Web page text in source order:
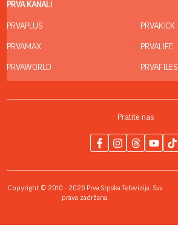
PRVA KANALI
PRVAPLUS
PRVAMAX
PRVAWORLD
PRVAKICK
PRVALIFE
PRVAFILES
Pratite nas
Copyright © 2010 - 2026 Prva Srpska Televizija. Sva
prava zadržana.